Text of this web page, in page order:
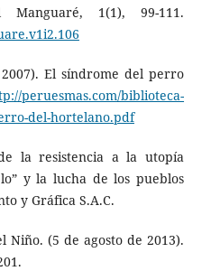
Manguaré, 1(1), 99-111.
El síndrome del perro
peruesmas.com/biblioteca-
del-hortelano.pdf
la resistencia a la utopía
y la lucha de los pueblos
y Gráfica S.A.C.
Niño. (5 de agosto de 2013).